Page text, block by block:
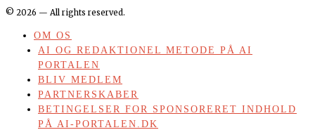
© 2026 — All rights reserved.
OM OS
AI OG REDAKTIONEL METODE PÅ AI
PORTALEN
BLIV MEDLEM
PARTNERSKABER
BETINGELSER FOR SPONSORERET INDHOLD
PÅ AI-PORTALEN.DK